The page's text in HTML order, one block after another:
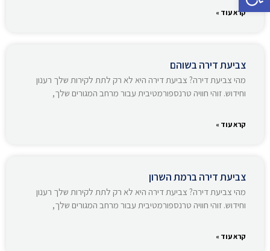
קרא עוד »
צביעת דירה בשוהם
מהי צביעת דירה? צביעת דירה היא לא רק לתת לקירות שלך רענון
וחידוש. זוהי חוויה טרנספורמטיבית עבור מרחב המגורים שלך,
קרא עוד »
צביעת דירה ברמת השרון
מהי צביעת דירה? צביעת דירה היא לא רק לתת לקירות שלך רענון
וחידוש. זוהי חוויה טרנספורמטיבית עבור מרחב המגורים שלך,
קרא עוד »